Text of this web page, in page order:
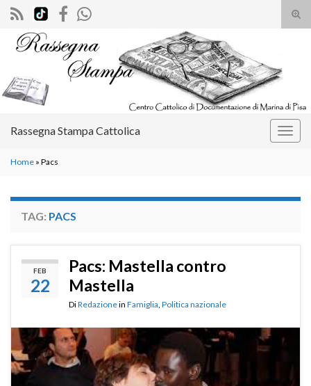
il
Search for:
Rassegna Stampa Cattolica
Home » Pacs
TAG: PACS
FEB
22
Pacs: Mastella contro
Mastella
DiRedazionein Famiglia Politica nazionale